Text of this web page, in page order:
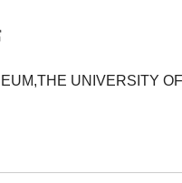
UNIVERSITY